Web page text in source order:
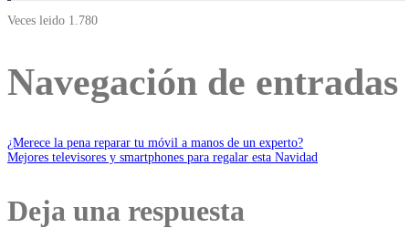
Veces leido 1.780
Navegación de entradas
¿Merece la pena reparar tu móvil a manos de un experto?
Mejores televisores y smartphones para regalar esta Navidad
Deja una respuesta